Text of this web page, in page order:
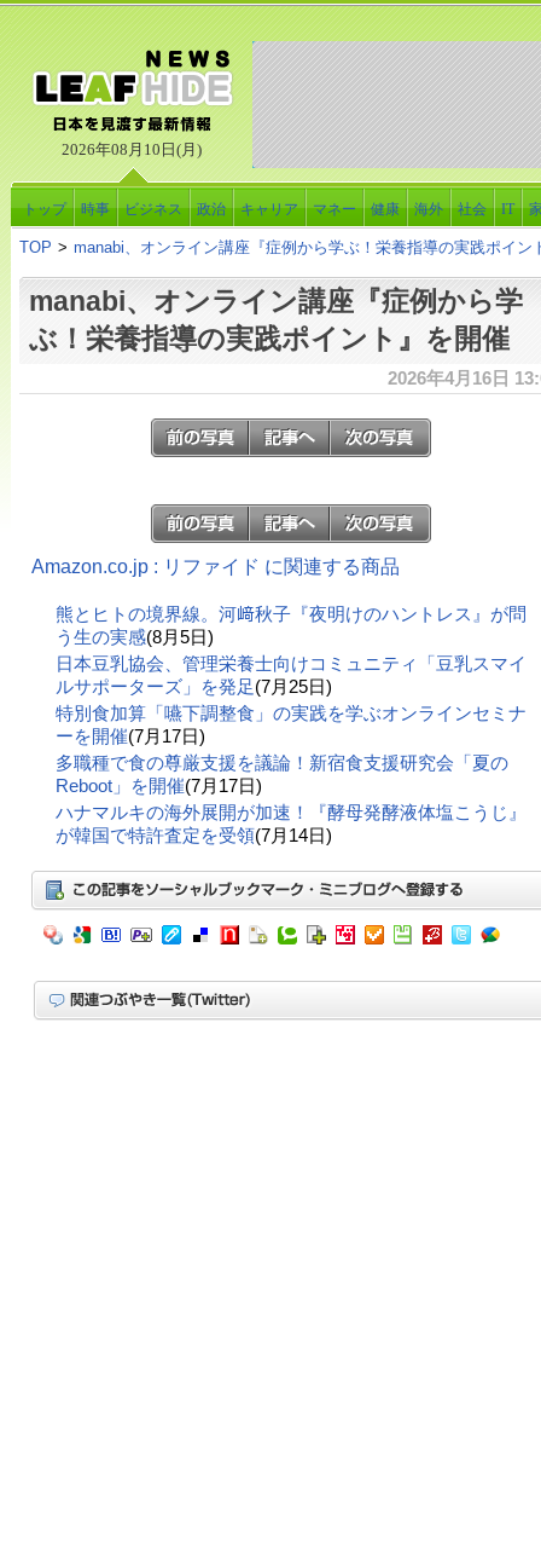
2026年08月10日(月)
トップ 時事 ビジネス 政治 キャリア マネー 健康 海外 社会 IT
TOP > manabi、オンライン講座『症例から学ぶ！栄養指導の実践ポイン
manabi、オンライン講座『症例から学
ぶ！栄養指導の実践ポイント』を開催
2026年4月16日
Amazon.co.jp : リファイド に関連する商品
熊とヒトの境界線。河﨑秋子『夜明けのハントレス』が問
う生の実感(8月5日)
日本豆乳協会、管理栄養士向けコミュニティ「豆乳スマイ
ルサポーターズ」を発足(7月25日)
特別食加算「嚥下調整食」の実践を学ぶオンラインセミナ
ーを開催(7月17日)
多職種で食の尊厳支援を議論！新宿食支援研究会「夏の
Reboot」を開催(7月17日)
ハナマルキの海外展開が加速！『酵母発酵液体塩こうじ』
が韓国で特許査定を受領(7月14日)